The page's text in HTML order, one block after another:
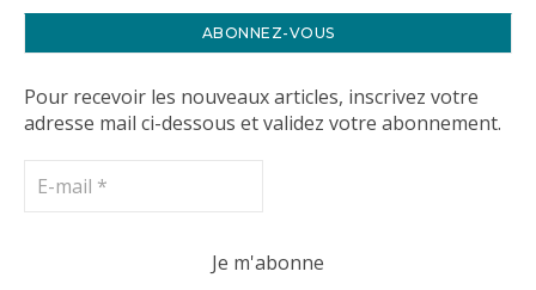
ABONNEZ-VOUS
Pour recevoir les nouveaux articles, inscrivez votre
adresse mail ci-dessous et validez votre abonnement.